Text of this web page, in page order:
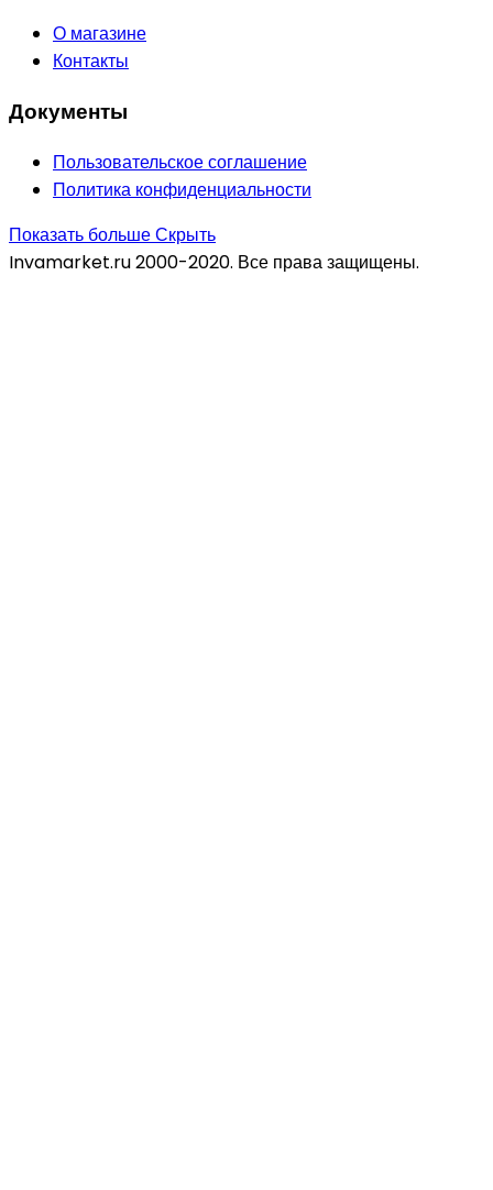
О магазине
Контакты
Документы
Пользовательское соглашение
Политика конфиденциальности
Показать большеСкрыть
Invamarket.ru 2000-2020. Все права защищены.